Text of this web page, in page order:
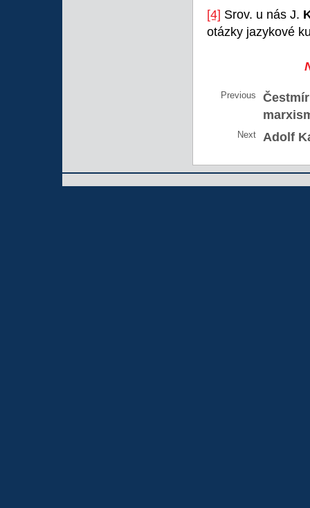
[4] Srov. u nás J.
otázky jazykové
Previous
Next Adolf